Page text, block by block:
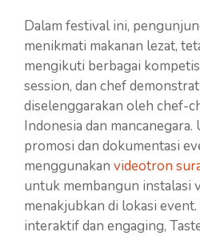
Dalam festival ini,
menikmati makanan lezat,
mengikuti berbagai
session, dan chef
diselenggarakan oleh chef-
Indonesia dan
promosi dan dokumentasi
menggunakan videotron
untuk membangun instalasi
menakjubkan di lokasi
interaktif dan engaging,